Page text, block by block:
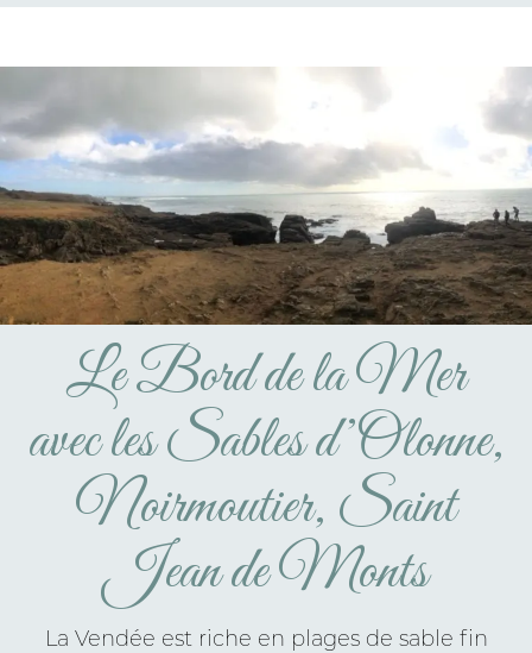
Le Bord de la Mer
avec les Sables d’Olonne,
Noirmoutier, Saint
Jean de Monts
La Vendée est riche en plages de sable fin